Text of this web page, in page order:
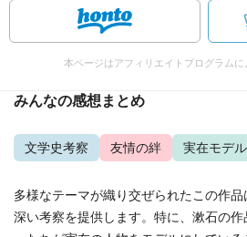
本ページはアフィリエイトプログラム
みんなの感想まとめ
文学史考察 友情の絆 実在モデ
多様なテーマが織り交ぜられたこの作
深い考察を提供します。特に、漱石の